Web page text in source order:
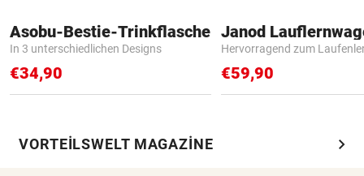
Asobu-Bestie-Trinkflasche
In 3 unterschiedlichen Designs
€34,90
Janod
Hervorragend zum
€59,90
VORTEILSWELT MAGAZINE chevron_right